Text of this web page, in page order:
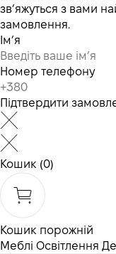
зв’яжуться з вами
замовлення.
Ім’я
Номер телефону
Підтвердити
Кошик (0)
Кошик порожній
Меблі Освітлення